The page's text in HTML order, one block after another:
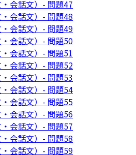
会話文）- 問題47
会話文）- 問題48
会話文）- 問題49
会話文）- 問題50
会話文）- 問題51
会話文）- 問題52
会話文）- 問題53
会話文）- 問題54
会話文）- 問題55
会話文）- 問題56
会話文）- 問題57
会話文）- 問題58
会話文）- 問題59